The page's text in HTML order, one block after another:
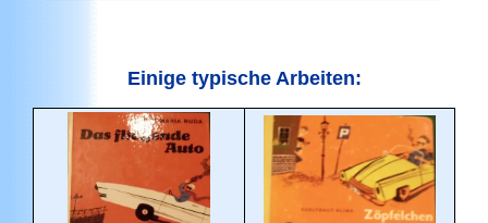
Einige typische Arbeiten: